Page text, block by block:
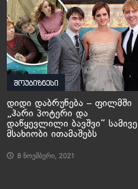
შოუბიზნესი
დიდი დაბრუნება – ფილმში
„ჰარი პოტერი და
დაწყევლილი ბავშვი“ სამივე
მსახიობი ითამაშებს
8 ნოემბერი, 2021